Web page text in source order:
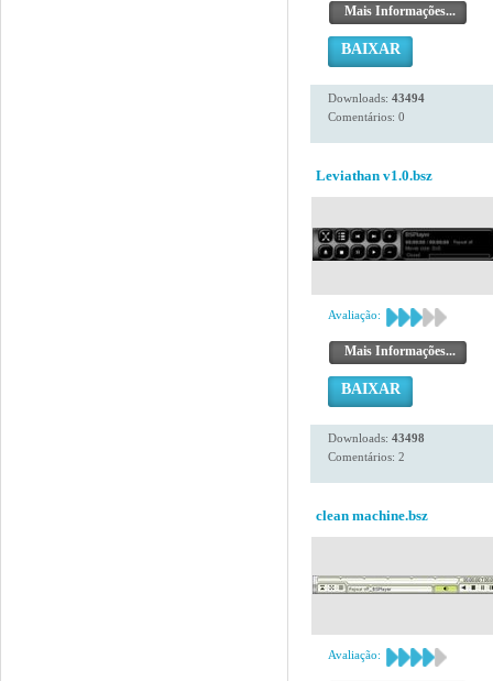
Mais Informações...
BAIXAR
Downloads: 43494
Comentários: 0
Leviathan v1.0.bsz
Avaliação:
Mais Informações...
BAIXAR
Downloads: 43498
Comentários: 2
clean machine.bsz
Avaliação: